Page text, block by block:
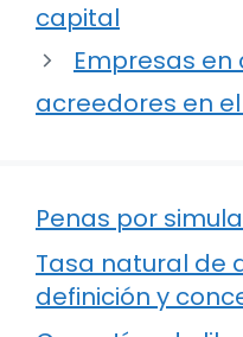
capital
Empresas en
acreedores en el
Penas por
Tasa natural de
definición y